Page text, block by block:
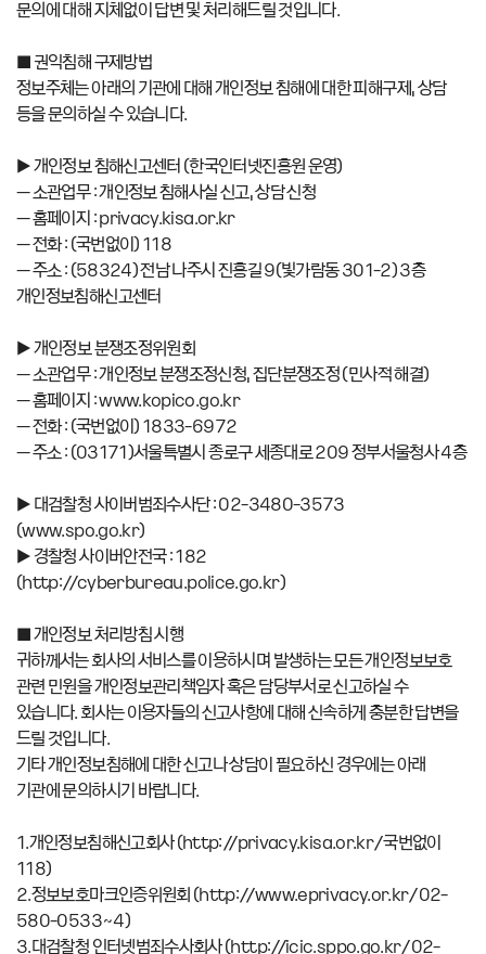
문의에 대해 지체없이 답변 및 처리해드릴 것입니다.
■ 권익침해 구제방법
정보주체는 아래의 기관에 대해 개인정보 침해에 대한 피해구제, 상담
등을 문의하실 수 있습니다.
▶ 개인정보 침해신고센터 (한국인터넷진흥원 운영)
– 소관업무 : 개인정보 침해사실 신고, 상담 신청
– 홈페이지 : privacy.kisa.or.kr
– 전화 : (국번없이) 118
– 주소 : (58324) 전남 나주시 진흥길 9(빛가람동 301-2) 3층
개인정보침해신고센터
▶ 개인정보 분쟁조정위원회
– 소관업무 : 개인정보 분쟁조정신청, 집단분쟁조정 (민사적 해결)
– 홈페이지 : www.kopico.go.kr
– 전화 : (국번없이) 1833-6972
– 주소 : (03171)서울특별시 종로구 세종대로 209 정부서울청사 4층
▶ 대검찰청 사이버범죄수사단 : 02-3480-3573
(www.spo.go.kr)
▶ 경찰청 사이버안전국 : 182
(http://cyberbureau.police.go.kr)
■ 개인정보 처리방침 시행
귀하께서는 회사의 서비스를 이용하시며 발생하는 모든 개인정보보호
관련 민원을 개인정보관리책임자 혹은 담당부서로 신고하실 수
있습니다. 회사는 이용자들의 신고사항에 대해 신속하게 충분한 답변을
드릴 것입니다.
기타 개인정보침해에 대한 신고나 상담이 필요하신 경우에는 아래
기관에 문의하시기 바랍니다.
1.개인정보침해신고회사 (http://privacy.kisa.or.kr/국번없이
118)
2.정보보호마크인증위원회 (http://www.eprivacy.or.kr/02-
580-0533~4)
3.대검찰청 인터넷범죄수사회사 (http://icic.sppo.go.kr/02-